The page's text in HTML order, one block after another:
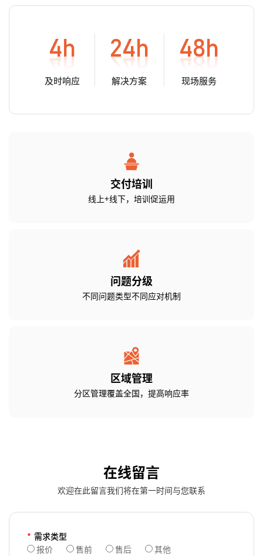
4h
及时响应
24h
解决方案
48h
现场服务
交付培训
线上+线下，培训促运用
问题分级
不同问题类型不同应对机制
区域管理
分区管理覆盖全国，提高响应率
在线留言
欢迎在此留言我们将在第一时间与您联系
* 需求类型
报价
售前 售后
其他